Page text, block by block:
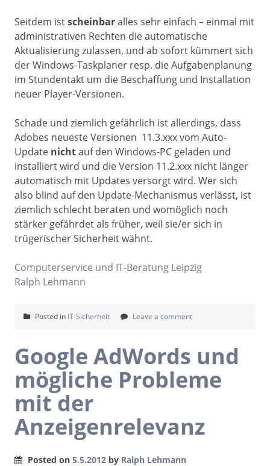
Seitdem istscheinbaralles sehr einfach – einmal mit
administrativen Rechten die automatische
Aktualisierung zulassen, und ab sofort kümmert sich
der Windows-Taskplaner resp. die Aufgabenplanung
im Stundentakt um die Beschaffung und Installation
neuer Player-Versionen.
Schade und ziemlich gefährlich ist allerdings, dass
Adobes neueste Versionen 11.3.xxx vom Auto-
Update nichtauf den Windows-PC geladen und
installiert wird und die Version 11.2.xxx nicht länger
automatisch mit Updates versorgt wird. Wer sich
also blind auf den Update-Mechanismus verlässt, ist
ziemlich schlecht beraten und womöglich noch
stärker gefährdet als früher, weil sie/er sich in
trügerischer Sicherheit wähnt.
Computerservice und IT-Beratung Leipzig
Ralph Lehmann
Posted in IT-Sicherheit Leave a comment
Google AdWords und
mögliche Probleme
mit der
Anzeigenrelevanz
Posted on 5.5.2012 by Ralph Lehmann